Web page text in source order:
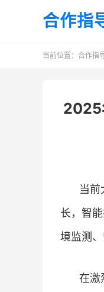
合作指
当前位置： 合作指
2025
当前
长，智
境监测
在激